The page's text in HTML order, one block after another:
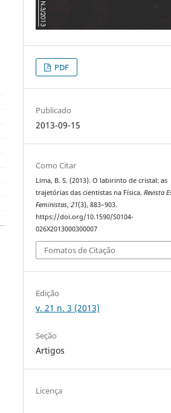
PDF
Publicado
2013-09-15
Como Citar
Lima, B. S. (2013). O labirinto de cristal: as
trajetórias das cientistas na Física.Revista
Feministas,21(3), 883–903.
https://doi.org/10.1590/S0104-
026X2013000300007
Fomatos de Citação
Edição
v. 21 n. 3 (2013)
Seção
Artigos
Licença